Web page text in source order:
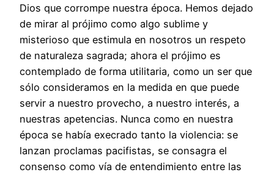
Dios que corrompe nuestra época. Hemos dejado
de mirar al prójimo como algo sublime y
misterioso que estimula en nosotros un respeto
de naturaleza sagrada; ahora el prójimo es
contemplado de forma utilitaria, como un ser que
sólo consideramos en la medida en que puede
servir a nuestro provecho, a nuestro interés, a
nuestras apetencias. Nunca como en nuestra
época se había execrado tanto la violencia: se
lanzan proclamas pacifistas, se consagra el
consenso como vía de entendimiento entre las